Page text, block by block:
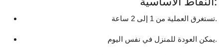
تستغرق العملية من 1 إلى 2 ساعة.
يمكن العودة للمنزل في نفس اليوم.